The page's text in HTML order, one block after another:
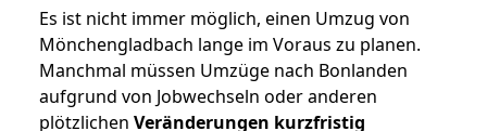
Es ist nicht immer möglich, einen Umzug von
Mönchengladbach lange im Voraus zu planen.
Manchmal müssen Umzüge nach Bonlanden
aufgrund von Jobwechseln oder anderen
plötzlichen Veränderungen kurzfristig